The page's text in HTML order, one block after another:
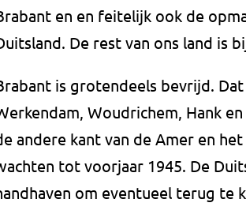
en en feitelijk ook de
De rest van ons land is
is grotendeels bevrijd.
Woudrichem, Hank
andere kant van de Amer en
tot voorjaar 1945. De
om eventueel terug te